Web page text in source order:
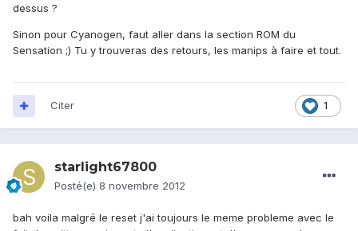
dessus ?
Sinon pour Cyanogen, faut aller dans la section ROM du
Sensation ;) Tu y trouveras des retours, les manips à faire et tout.
1
Citer
starlight67800
Posté(e) 8 novembre 2012
bah voila malgré le reset j'ai toujours le meme probleme avec le